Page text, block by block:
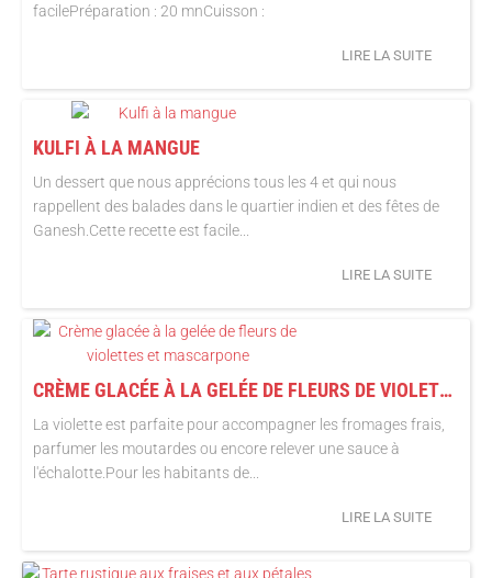
facilePréparation : 20 mnCuisson :
LIRE LA SUITE
KULFI À LA MANGUE
Un dessert que nous apprécions tous les 4 et qui nous
rappellent des balades dans le quartier indien et des fêtes de
Ganesh.Cette recette est facile...
LIRE LA SUITE
CRÈME GLACÉE À LA GELÉE DE FLEURS DE VIOLETTES ET MASCARPONE
La violette est parfaite pour accompagner les fromages frais,
parfumer les moutardes ou encore relever une sauce à
l'échalotte.Pour les habitants de...
LIRE LA SUITE